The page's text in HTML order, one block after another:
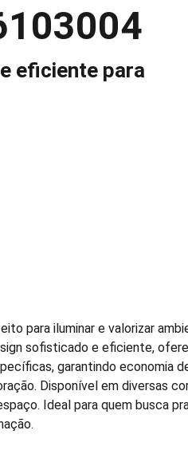
eficiente para
para iluminar e valorizar
sofisticado e eficiente,
garantindo economia
Disponível em diversas
Ideal para quem busca